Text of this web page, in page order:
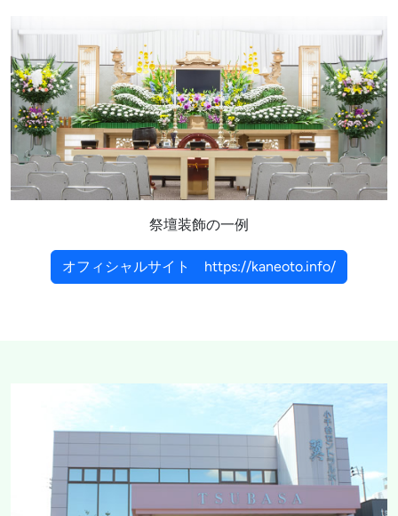
祭壇装飾の一例
オフィシャルサイト https://kaneoto.info/